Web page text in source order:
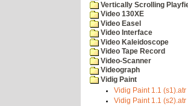
Vertically Scrolling
Video 130XE
Video Easel
Video Interface
Video Kaleidoscope
Video Tape Record
Video-Scanner
Videograph
Vidig Paint
Vidig Paint 1.1 (s1).atr
Vidig Paint 1.1 (s2).atr